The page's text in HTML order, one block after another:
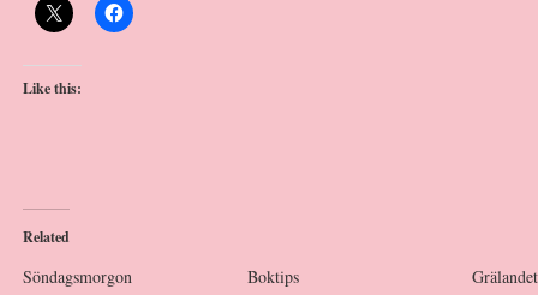
Like this:
Related
Söndagsmorgon
Boktips